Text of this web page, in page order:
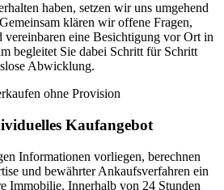
haben, setzen wir uns umgehend
klären wir offene Fragen,
vereinbaren eine Besichtigung vor Ort in
begleitet Sie dabei Schritt für Schritt
Abwicklung.
Kaufangebot
Informationen vorliegen, berechnen
und bewährter Ankaufsverfahren ein
Immobilie. Innerhalb von 24 Stunden